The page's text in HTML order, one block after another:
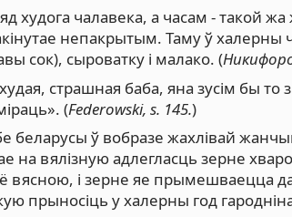
худога чалавека, а часам - такой
непакрытым. Таму ў
сок), сыроватку і малако. (
страшная баба, яна зусім бы
(Federowski, s. 145.)
беларусы ў вобразе жахлівай
на вялізную адлегласць зерне
вясною, і зерне яе прымешваецца
прыносіць у халерны год